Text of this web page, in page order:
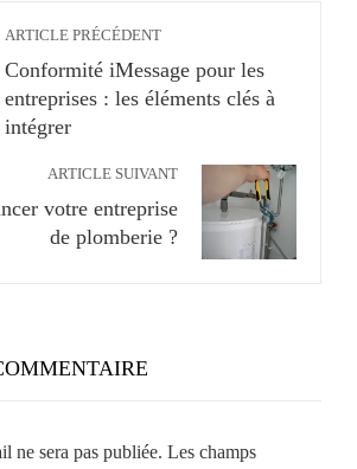
ARTICLE PRÉCÉDENT
Conformité iMessage pour les
entreprises : les éléments clés à
intégrer
ARTICLE SUIVANT
votre entreprise
de plomberie ?
ne sera pas publiée. Les champs